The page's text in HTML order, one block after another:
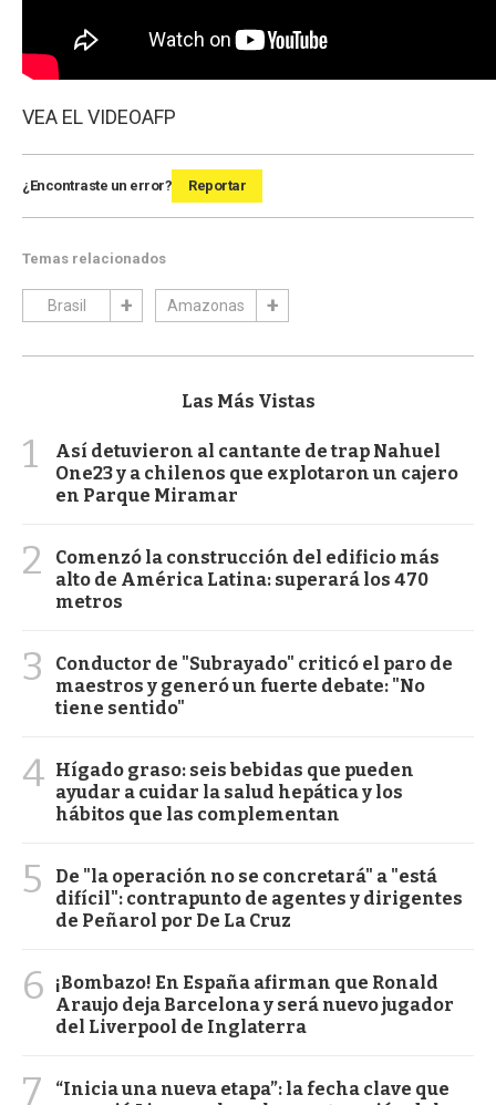
VEA EL VIDEOAFP
¿Encontraste un error? Reportar
Temas relacionados
Brasil Amazonas
Las Más Vistas
1
Así detuvieron al cantante de trap Nahuel
One23 y a chilenos que explotaron un cajero
en Parque Miramar
2
Comenzó la construcción del edificio más
alto de América Latina: superará los 470
metros
3
Conductor de "Subrayado" criticó el paro de
maestros y generó un fuerte debate: "No
tiene sentido"
4 Hígado graso: seis bebidas que pueden
ayudar a cuidar la salud hepática y los
hábitos que las complementan
5
De "la operación no se concretará" a "está
difícil": contrapunto de agentes y dirigentes
de Peñarol por De La Cruz
6
¡Bombazo! En España afirman que Ronald
Araujo deja Barcelona y será nuevo jugador
del Liverpool de Inglaterra
7
“Inicia una nueva etapa”: la fecha clave que